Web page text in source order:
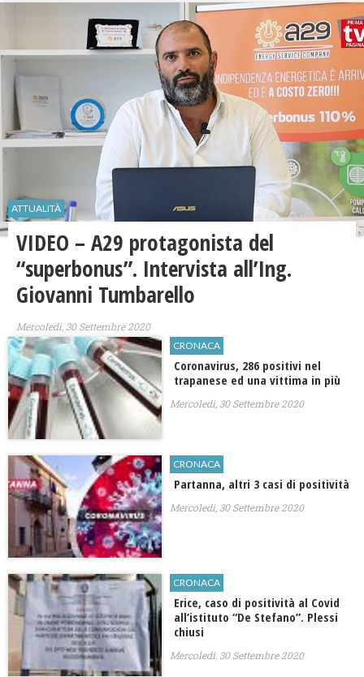
ATTUALITÀ
VIDEO – A29 protagonista del
“superbonus”. Intervista all’Ing.
Giovanni Tumbarello
Mercoledì, 30 Settembre 2020
CRONACA
Coronavirus, 286 positivi nel
trapanese ed una vittima in più
Mercoledì, 30 Settembre 2020
CRONACA
Partanna, altri 3 casi di positività
Mercoledì, 30 Settembre 2020
CRONACA
Erice, caso di positività al Covid
all’istituto “De Stefano”. Plessi
chiusi
Mercoledì, 30 Settembre 2020